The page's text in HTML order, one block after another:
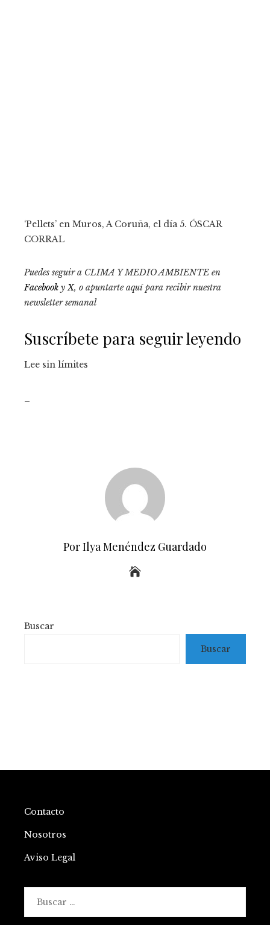
‘Pellets’ en Muros, A Coruña, el día 5. ÓSCAR
CORRAL
Puedes seguir a CLIMA Y MEDIO AMBIENTE en
Facebook yX, o apuntarte aquí para recibirnuestra
newsletter semanal
Suscríbete para seguir leyendo
Lee sin límites
Por Ilya Menéndez Guardado
Buscar
Buscar
Contacto
Nosotros
Aviso Legal